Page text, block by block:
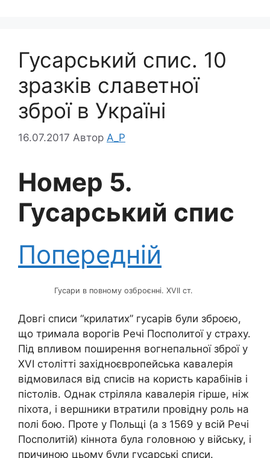
Гусарський спис. 10
зразків славетної
зброї в Україні
16.07.2017 Автор A_P
Номер 5.
Гусарський спис
Попередній
Гусари в повному озброєнні. XVII ст.
Довгі списи “крилатих” гусарів були зброєю,
що тримала ворогів Речі Посполитої у страху.
Під впливом поширення вогнепальної зброї у
XVI столітті західноєвропейська кавалерія
відмовилася від списів на користь карабінів і
пістолів. Однак стріляла кавалерія гірше, ніж
піхота, і вершники втратили провідну роль на
полі бою. Проте у Польщі (а з 1569 у всій Речі
Посполитій) кіннота була головною у війську, і
причиною цьому були гусарські списи.